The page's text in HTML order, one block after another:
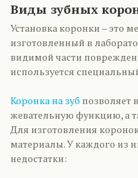
Виды зубных
Установка коронки – это
изготовленный в
видимой части
используется
Коронка на зуб позволяет
жевательную функцию, а
Для изготовления
материалы. У каждого из
недостатки: